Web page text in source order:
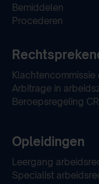
Bemiddelen
Procederen
Arbitrage in
Beroepsregeling
Opleidingen
Leergang
Specialist